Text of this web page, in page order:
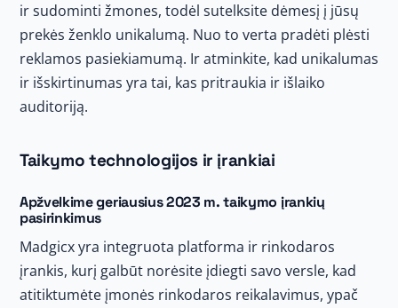
ir sudominti žmones, todėl sutelksite dėmesį į jūsų
prekės ženklo unikalumą. Nuo to verta pradėti plėsti
reklamos pasiekiamumą. Ir atminkite, kad unikalumas
ir išskirtinumas yra tai, kas pritraukia ir išlaiko
auditoriją.
Taikymo technologijos ir įrankiai
Apžvelkime geriausius 2023 m. taikymo įrankių
pasirinkimus
Madgicx yra integruota platforma ir rinkodaros
įrankis, kurį galbūt norėsite įdiegti savo versle, kad
atitiktumėte įmonės rinkodaros reikalavimus, ypač